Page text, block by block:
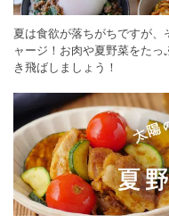
夏は食欲が落ちがちですが
ャージ！お肉や夏野菜をた
き飛ばしましょう！